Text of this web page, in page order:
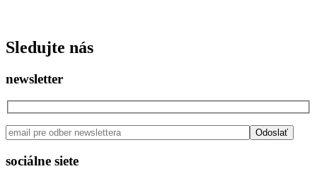
Sledujte nás
newsletter
sociálne siete